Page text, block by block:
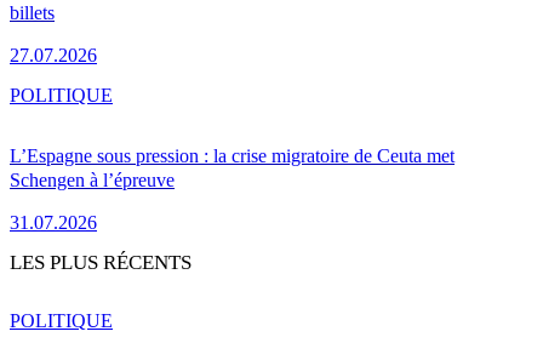
billets
27.07.2026
L’Espagne sous pression : la crise migratoire de Ceuta met
Schengen à l’épreuve
31.07.2026
POLITIQUE
LES PLUS RÉCENTS
POLITIQUE